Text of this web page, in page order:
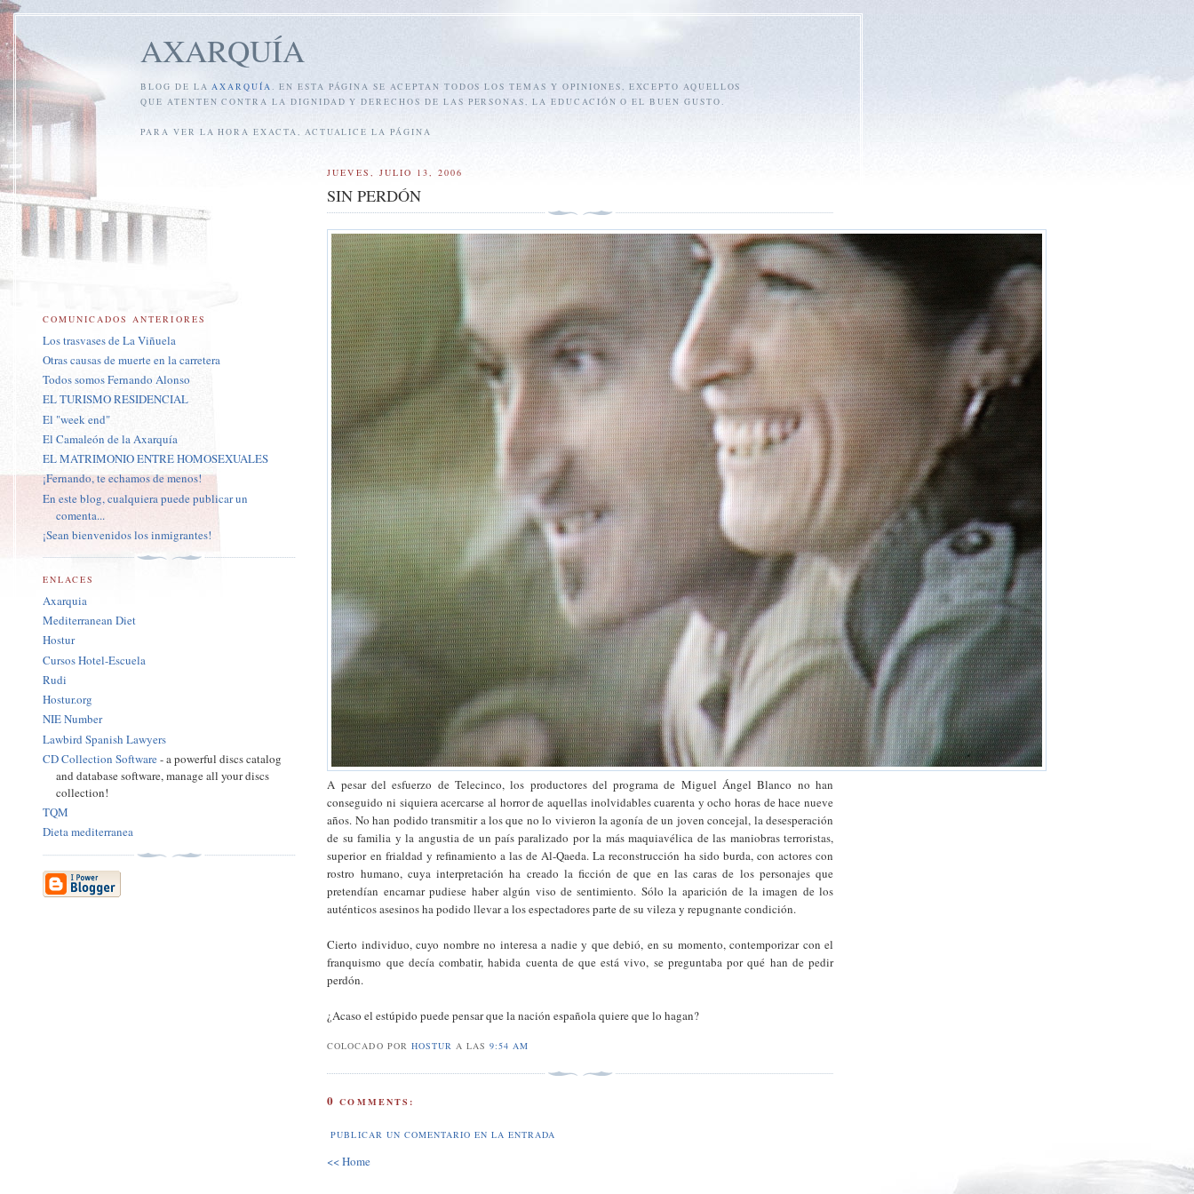
AXARQUÍA
BLOG DE LAAXARQUÍA . EN ESTA PÁGINA SE ACEPTAN TODOS LOS TEMAS Y OPINIONES, EXCEPTO AQUELLOS
QUE ATENTEN CONTRA LA DIGNIDAD Y DERECHOS DE LAS PERSONAS, LA EDUCACIÓN O EL BUEN GUSTO.
PARA VER LA HORA EXACTA, ACTUALICE LA PÁGINA
JUEVES, JULIO 13, 2006
SIN PERDÓN
A pesar del esfuerzo de Telecinco, los productores del programa de Miguel Ángel Blanco no han
conseguido ni siquiera acercarse al horror de aquellas inolvidables cuarenta y ocho horas de hace nueve
años. No han podido transmitir a los que no lo vivieron la agonía de un joven concejal, la desesperación
de su familia y la angustia de un país paralizado por la más maquiavélica de las maniobras terroristas,
superior en frialdad y refinamiento a las de Al-Qaeda. La reconstrucción ha sido burda, con actores con
rostro humano, cuya interpretación ha creado la ficción de que en las caras de los personajes que
pretendían encarnar pudiese haber algún viso de sentimiento. Sólo la aparición de la imagen de los
auténticos asesinos ha podido llevar a los espectadores parte de su vileza y repugnante condición.
Cierto individuo, cuyo nombre no interesa a nadie y que debió, en su momento, contemporizar con el
franquismo que decía combatir, habida cuenta de que está vivo, se preguntaba por qué han de pedir
perdón.
¿Acaso el estúpido puede pensar que la nación española quiere que lo hagan?
COLOCADO POR HOSTUR A LAS 9:54 AM
0 COMMENTS:
PUBLICAR UN COMENTARIO EN LA ENTRADA
<< Home
COMUNICADOS ANTERIORES
Los trasvases de La Viñuela
Otras causas de muerte en la carretera
Todos somos Fernando Alonso
EL TURISMO RESIDENCIAL
El "week end"
El Camaleón de la Axarquía
EL MATRIMONIO ENTRE HOMOSEXUALES
¡Fernando, te echamos de menos!
En este blog, cualquiera puede publicar un
comenta...
¡Sean bienvenidos los inmigrantes!
ENLACES
Axarquia
Mediterranean Diet
Hostur
Cursos Hotel-Escuela
Rudi
Hostur.org
NIE Number
Lawbird Spanish Lawyers
CD Collection Software- a powerful discs catalog
and database software, manage all your discs
collection!
TQM
Dieta mediterranea